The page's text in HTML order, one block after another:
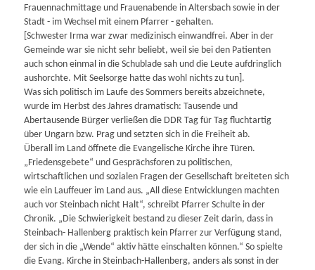
Frauennachmittage und Frauenabende in Altersbach sowie in der
Stadt - im Wechsel mit einem Pfarrer - gehalten.
[Schwester Irma war zwar medizinisch einwandfrei. Aber in der
Gemeinde war sie nicht sehr beliebt, weil sie bei den Patienten
auch schon einmal in die Schublade sah und die Leute aufdringlich
aushorchte. Mit Seelsorge hatte das wohl nichts zu tun].
Was sich politisch im Laufe des Sommers bereits abzeichnete,
wurde im Herbst des Jahres dramatisch: Tausende und
Abertausende Bürger verließen die DDR Tag für Tag fluchtartig
über Ungarn bzw. Prag und setzten sich in die Freiheit ab.
Überall im Land öffnete die Evangelische Kirche ihre Türen.
„Friedensgebete“ und Gesprächsforen zu politischen,
wirtschaftlichen und sozialen Fragen der Gesellschaft breiteten sich
wie ein Lauffeuer im Land aus. „All diese Entwicklungen machten
auch vor Steinbach nicht Halt“, schreibt Pfarrer Schulte in der
Chronik. „Die Schwierigkeit bestand zu dieser Zeit darin, dass in
Steinbach- Hallenberg praktisch kein Pfarrer zur Verfügung stand,
der sich in die „Wende“ aktiv hätte einschalten können.“ So spielte
die Evang. Kirche in Steinbach-Hallenberg, anders als sonst in der